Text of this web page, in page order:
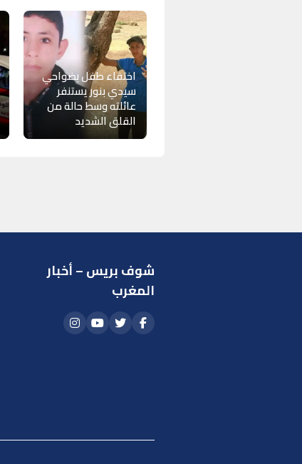
اختفاء طفل بضواحي
سيدي بنور يستنفر
عائلته وسط حالة من
القلق الشديد
شوف بريس – أخبار
المغرب